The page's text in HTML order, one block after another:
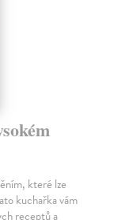
které lze
kuchařka vám
receptů a